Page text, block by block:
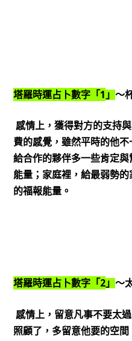
塔羅時運占卜數字「1 」 ～
感情上，獲得對方的支持
費的感覺，雖然平時的他不
給合作的夥伴多一些肯定
能量；家庭裡，給最弱勢
的福報能量。
塔羅時運占卜數字「2」 ～
感情上，留意凡事不要太
照顧了，多留意他要的空